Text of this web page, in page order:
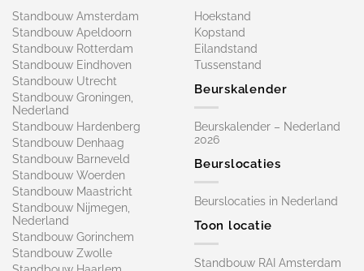
Standbouw Amsterdam
Standbouw Apeldoorn
Standbouw Rotterdam
Standbouw Eindhoven
Standbouw Utrecht
Standbouw Groningen,
Nederland
Standbouw Hardenberg
Standbouw Denhaag
Standbouw Barneveld
Standbouw Woerden
Standbouw Maastricht
Standbouw Nijmegen,
Nederland
Standbouw Gorinchem
Standbouw Zwolle
Hoekstand
Kopstand
Eilandstand
Tussenstand
Beurskalender
Beurskalender – Nederland
2026
Beurslocaties
Beurslocaties in Nederland
Toon locatie
Standbouw RAI Amsterdam